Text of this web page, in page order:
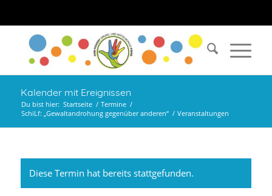
Kalender mit Ereignissen
Du bist hier: Startseite / Termine /
SchiLf: „Gewaltandrohung gegenüber anderen“ / Veranstaltungen
Diese Termin hat bereits stattgefunden.